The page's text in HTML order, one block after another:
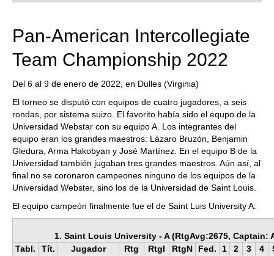
train more efficiently, intelligently and with a
Pan-American Intercollegiate
Team Championship 2022
Del 6 al 9 de enero de 2022, en Dulles (Virginia)
El torneo se disputó con equipos de cuatro jugadores, a seis
rondas, por sistema suizo. El favorito había sido el equpo de la
Universidad Webstar con su equipo A. Los integrantes del
equipo eran los grandes maestros: Lázaro Bruzón, Benjamin
Gledura, Arma Hakobyan y José Martínez. En el equipo B de la
Universidad también jugaban tres grandes maestros. Aún así, al
final no se coronaron campeones ninguno de los equipos de la
Universidad Webster, sino los de la Universidad de Saint Louis.
El equipo campeón finalmente fue el de Saint Luis University A:
1. Saint Louis University - A (RtgAvg:2675, Captain:
Tabl.
Tít. Jugador Rtg RtgI RtgN Fed. 1 2 3 4